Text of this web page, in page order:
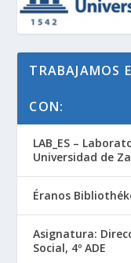
TRABAJAMOS
CON:
LAB_ES –
Universidad de
Éranos
Asignatura:
Social, 4º ADE